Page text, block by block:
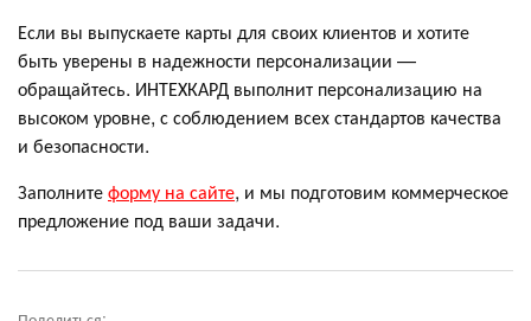
Если вы выпускаете карты для своих клиентов и хотите
быть уверены в надежности персонализации —
обращайтесь. ИНТЕХКАРД выполнит персонализацию на
высоком уровне, с соблюдением всех стандартов качества
и безопасности.
Заполнитеформу на сайте, и мы подготовим коммерческое
предложение под ваши задачи.